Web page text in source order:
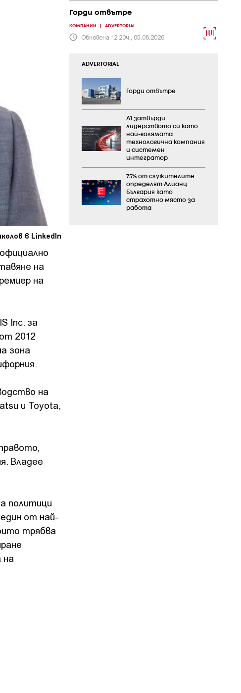
в LinkedIn
на
на
Inc. за
2012
зона
на
и Toyota,
Владее
политици
от най-
трябва
на
Горди отвътре
КОМПАНИИ ADVERTORIAL
Обновена 12:20ч., 05.08.2026
ADVERTORIAL
Горди отвътре
А1 затвърди
лидерството си като
най-голямата
технологична компания
и системен
интегратор
75% от служителите
определят Алианц
България като
страхотно място за
работа